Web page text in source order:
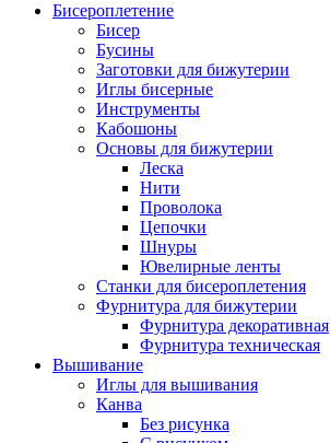
Бисероплетение
Бисер
Бусины
Заготовки для бижутерии
Иглы бисерные
Инструменты
Кабошоны
Основы для бижутерии
Леска
Нити
Проволока
Цепочки
Шнуры
Ювелирные ленты
Станки для бисероплетения
Фурнитура для бижутерии
Фурнитура декоративная
Фурнитура техническая
Вышивание
Иглы для вышивания
Канва
Без рисунка